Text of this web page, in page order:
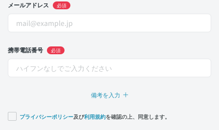
メールアドレス 必須
携帯電話番号 必須
備考を入力
プライバシーポリシー及び利用規約を確認の上、同意します。